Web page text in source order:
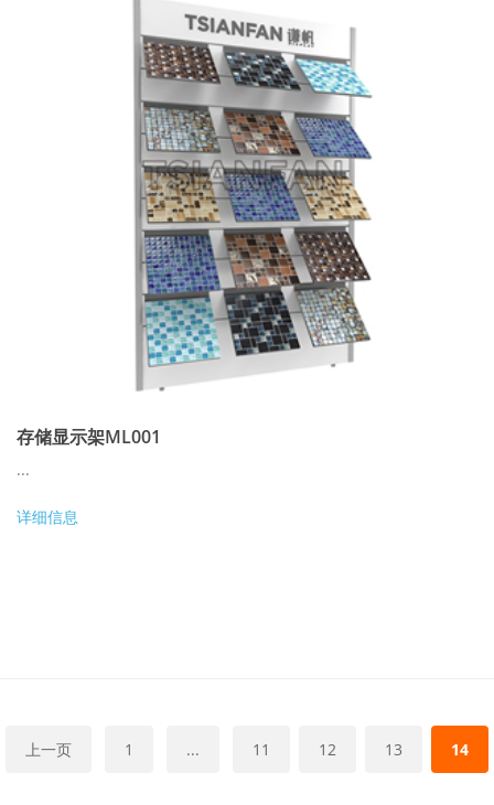
存储显示架ML001
...
详细信息
上一页 1 ... 11 12 13 14